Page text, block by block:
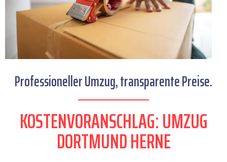
Professioneller Umzug, transparente Preise.
KOSTENVORANSCHLAG: UMZUG
DORTMUND HERNE